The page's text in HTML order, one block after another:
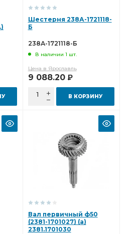
Шестерня 238А-1721118-
Б
238А-1721118-Б
В наличии 1 шт.
Цена в Ярославль
9 088.20 Р
В КОРЗИНУ
Вал первичный ф50
(2381-1701027) (а)
2381.1701030